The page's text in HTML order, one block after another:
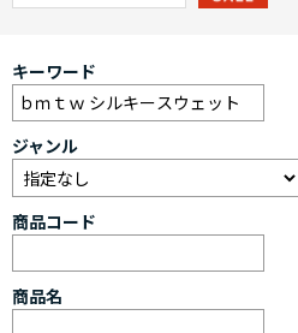
キーワード
ジャンル
商品コード
商品名